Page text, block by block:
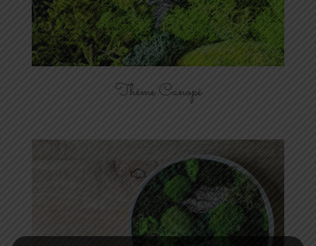
Thème Canopé